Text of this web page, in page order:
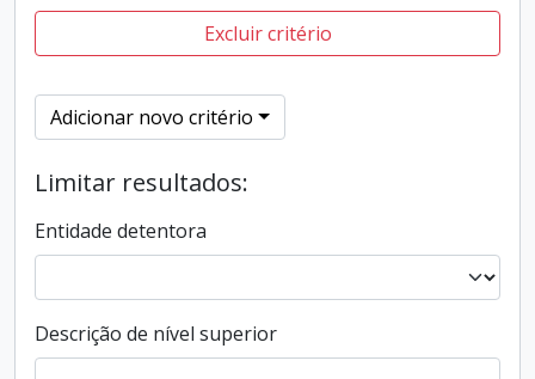
Excluir critério
Adicionar novo critério
Limitar resultados:
Entidade detentora
Descrição de nível superior